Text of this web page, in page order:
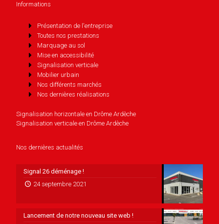
Informations
Présentation de l'entreprise
Toutes nos prestations
Marquage au sol
Mise en accessibilité
Signalisation verticale
Mobilier urbain
Nos différents marchés
Nos dernières réalisations
Signalisation horizontale en Drôme Ardèche
Signalisation verticale en Drôme Ardèche
Nos dernières actualités
Signal 26 déménage !
24 septembre 2021
Lancement de notre nouveau site web !